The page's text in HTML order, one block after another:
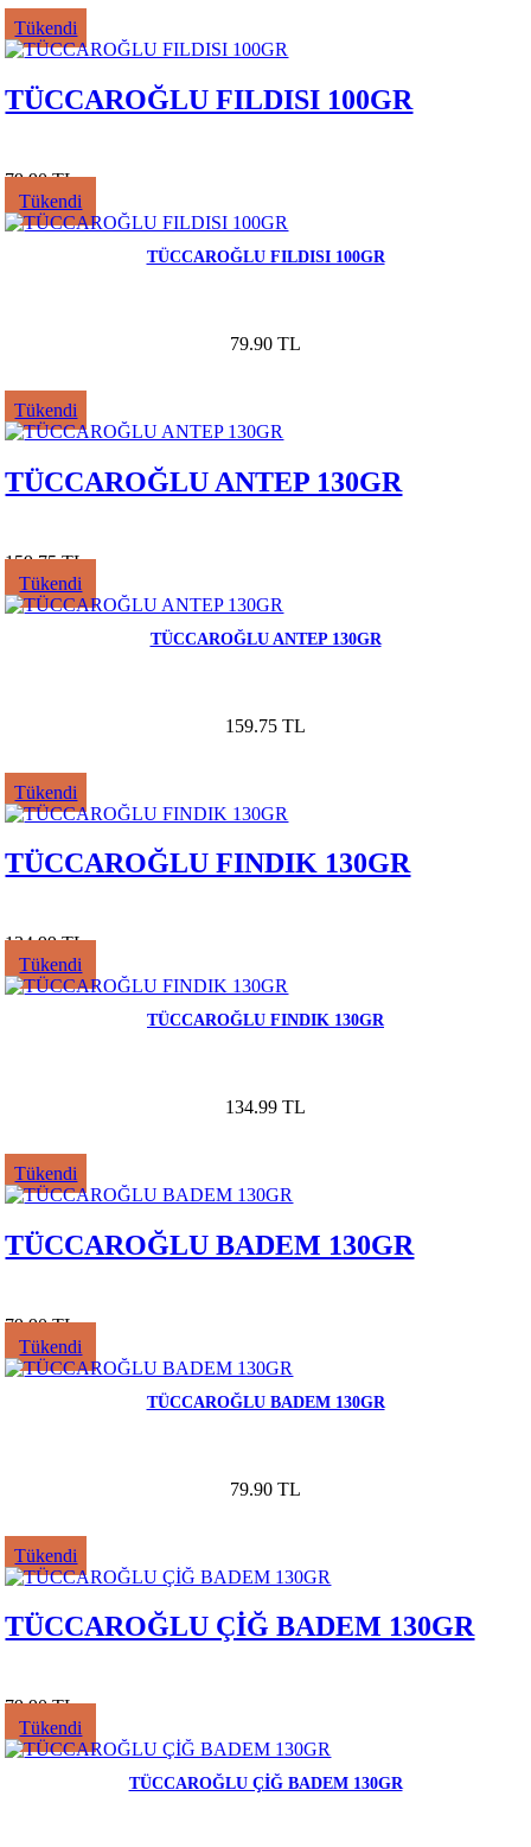
Tükendi
TÜCCAROĞLU FILDISI 100GR
79.90 TL
Tükendi
TÜCCAROĞLU FILDISI 100GR
79.90 TL
Tükendi
TÜCCAROĞLU ANTEP 130GR
159.75 TL
Tükendi
TÜCCAROĞLU ANTEP 130GR
159.75 TL
Tükendi
TÜCCAROĞLU FINDIK 130GR
134.99 TL
Tükendi
TÜCCAROĞLU FINDIK 130GR
134.99 TL
Tükendi
TÜCCAROĞLU BADEM 130GR
79.90 TL
Tükendi
TÜCCAROĞLU BADEM 130GR
79.90 TL
Tükendi
TÜCCAROĞLU ÇİĞ BADEM 130GR
79.90 TL
Tükendi
TÜCCAROĞLU ÇİĞ BADEM 130GR